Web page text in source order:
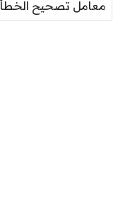
معامل تصحيح الخطأ